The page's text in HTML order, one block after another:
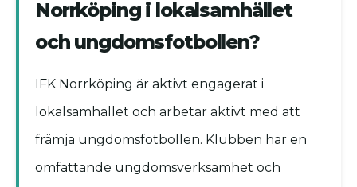
Norrköping i lokalsamhället
och ungdomsfotbollen?
IFK Norrköping är aktivt engagerat i
lokalsamhället och arbetar aktivt med att
främja ungdomsfotbollen. Klubben har en
omfattande ungdomsverksamhet och